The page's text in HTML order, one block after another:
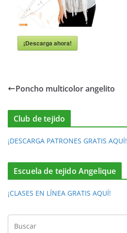
¡Descarga ahora!
Poncho multicolor angelito
Club de tejido
¡DESCARGA PATRONES GRATIS AQUÍ!
Escuela de tejido Angelique
¡CLASES EN LÍNEA GRATIS AQUÍ!